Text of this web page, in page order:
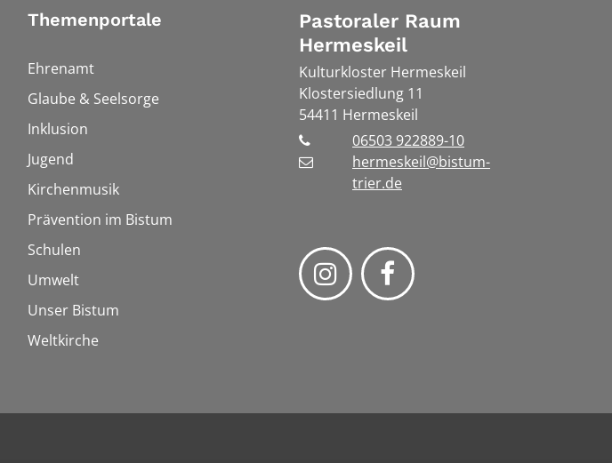
Themenportale
Ehrenamt
Glaube & Seelsorge
Inklusion
Jugend
Kirchenmusik
Prävention im Bistum
Schulen
Umwelt
Unser Bistum
Weltkirche
Pastoraler Raum
Hermeskeil
Kulturkloster Hermeskeil
Klostersiedlung 11
54411 Hermeskeil
06503 922889-10
hermeskeil@bistum-
trier.de